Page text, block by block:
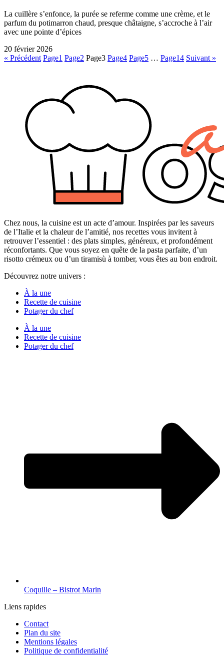
La cuillère s’enfonce, la purée se referme comme une crème, et le
parfum du potimarron chaud, presque châtaigne, s’accroche à l’air
avec une pointe d’épices
20 février 2026
« Précédent Page1 Page2 Page3 Page4 Page5 … Page14 Suivant »
Chez nous, la cuisine est un acte d’amour. Inspirées par les saveurs
de l’Italie et la chaleur de l’amitié, nos recettes vous invitent à
retrouver l’essentiel : des plats simples, généreux, et profondément
réconfortants. Que vous soyez en quête de la pasta parfaite, d’un
risotto crémeux ou d’un tiramisù à tomber, vous êtes au bon endroit.
Découvrez notre univers :
À la une
Recette de cuisine
Potager du chef
À la une
Recette de cuisine
Potager du chef
Coquille – Bistrot Marin
Liens rapides
Contact
Plan du site
Mentions légales
Politique de confidentialité